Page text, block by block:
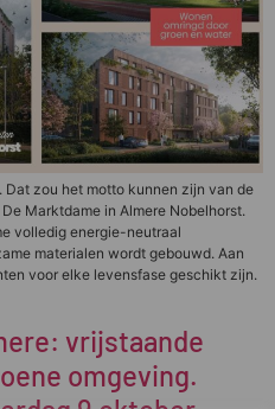
zou het motto kunnen zijn van de
Marktdame in Almere Nobelhorst.
volledig energie-neutraal
materialen wordt gebouwd. Aan
voor elke levensfase geschikt zijn.
vrijstaande
omgeving.